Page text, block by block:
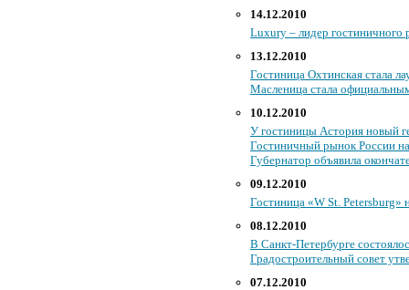
14.12.2010
Luxury – лидер гостиничного
13.12.2010
Гостиница Охтинская стала
Масленица стала
10.12.2010
У гостиницы Астория новый
Гостиничный рынок России
Губернатор объявила
09.12.2010
Гостиница «W St.
08.12.2010
В Санкт-Петербурге
Градостроительный совет
07.12.2010